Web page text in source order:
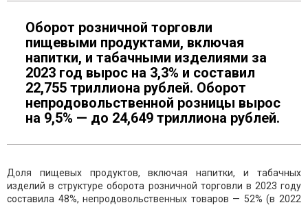
Оборот розничной торговли
пищевыми продуктами, включая
напитки, и табачными изделиями за
2023 год вырос на 3,3% и составил
22,755 триллиона рублей. Оборот
непродовольственной розницы вырос
на 9,5% — до 24,649 триллиона рублей.
Доля пищевых продуктов, включая напитки, и табачных
изделий в структуре оборота розничной торговли в 2023 году
составила 48%, непродовольственных товаров — 52% (в 2022